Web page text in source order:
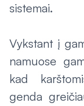
sistemai.
Vykstant į
namuose
kad
genda